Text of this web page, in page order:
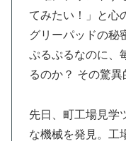
てみたい！」と心
グリーパッドの秘
ぷるぷるなのに、
るのか？ その驚異
先日、町工場見学
な機械を発見。工